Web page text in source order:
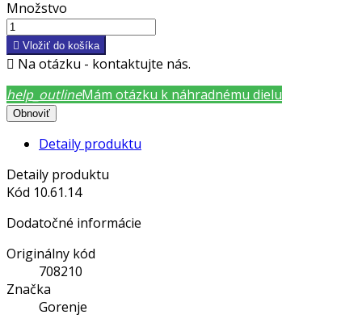
Množstvo
 Vložiť do košíka
 Na otázku - kontaktujte nás.
help_outlineMám otázku k náhradnému dielu
Detaily produktu
Detaily produktu
Kód 10.61.14
Dodatočné informácie
Originálny kód
708210
Značka
Gorenje